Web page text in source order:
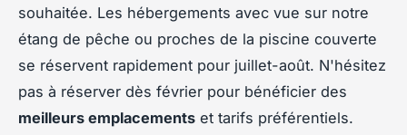
souhaitée. Les hébergements avec vue sur notre
étang de pêche ou proches de la piscine couverte
se réservent rapidement pour juillet-août. N'hésitez
pas à réserver dès février pour bénéficier des
meilleurs emplacements et tarifs préférentiels.